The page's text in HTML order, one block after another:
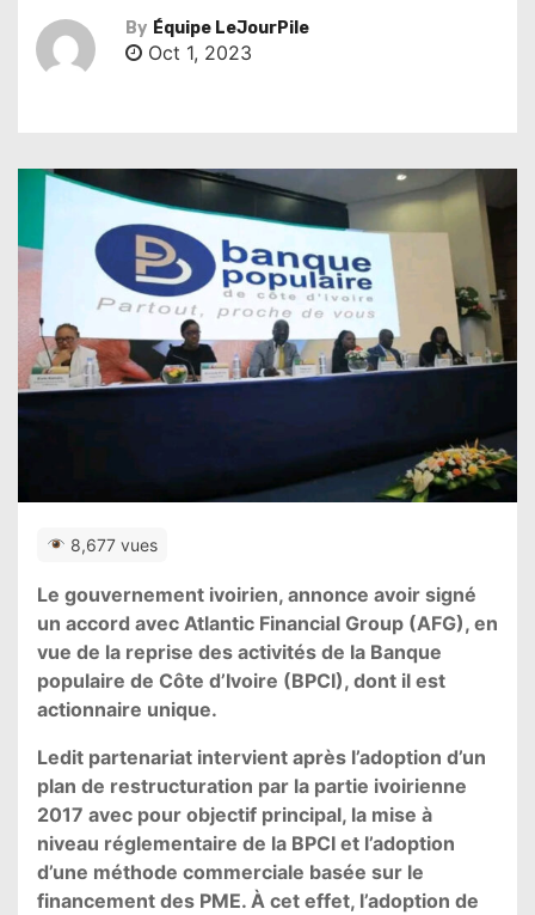
By Équipe LeJourPile
Oct 1, 2023
8,677 vues
Le gouvernement ivoirien, annonce avoir signé
un accord avec Atlantic Financial Group (AFG), en
vue de la reprise des activités de la Banque
populaire de Côte d’Ivoire (BPCI), dont il est
actionnaire unique.
Ledit partenariat intervient après l’adoption d’un
plan de restructuration par la partie ivoirienne
2017 avec pour objectif principal, la mise à
niveau réglementaire de la BPCI et l’adoption
d’une méthode commerciale basée sur le
financement des PME. À cet effet, l’adoption de